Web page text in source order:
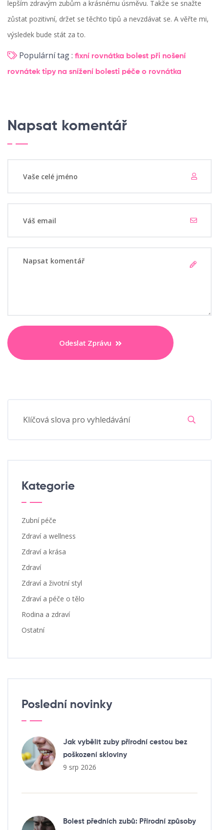
lepším zdravým zubům a krásnému úsměvu. Takže se snažte
zůstat pozitivní, držet se těchto tipů a nevzdávat se. A věřte mi,
výsledek bude stát za to.
Populární tag : fixní rovnátka bolest při nošení
rovnátek tipy na snížení bolesti péče o rovnátka
Napsat komentář
Odeslat Zprávu
Kategorie
Zubní péče
Zdraví a wellness
Zdraví a krása
Zdraví
Zdraví a životní styl
Zdraví a péče o tělo
Rodina a zdraví
Ostatní
Poslední novinky
Jak vybělit zuby přírodní cestou bez
poškození skloviny
9 srp 2026
Bolest předních zubů: Přírodní způsoby